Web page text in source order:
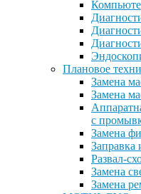
Плановое
Замена
Замена
с
Замена
Заправка
Развал-
Замена
Замена